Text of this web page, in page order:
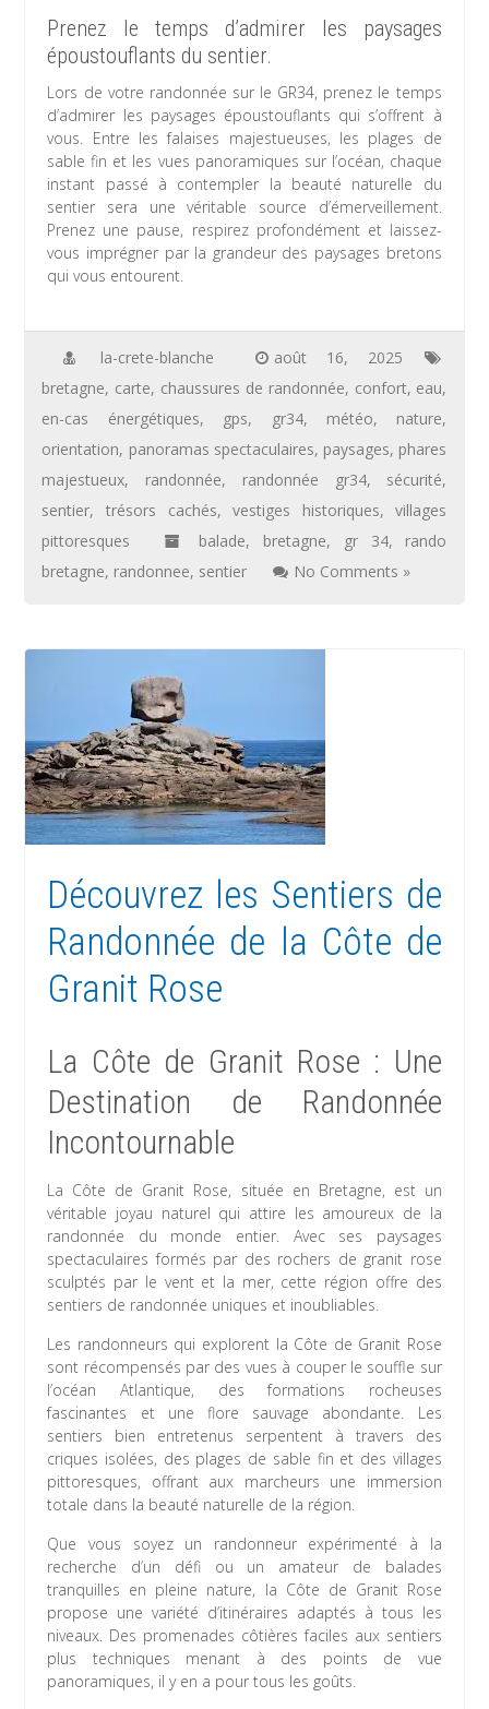
Prenez le temps d’admirer les paysages
époustouflants du sentier.
Lors de votre randonnée sur le GR34, prenez le temps
d’admirer les paysages époustouflants qui s’offrent à
vous. Entre les falaises majestueuses, les plages de
sable fin et les vues panoramiques sur l’océan, chaque
instant passé à contempler la beauté naturelle du
sentier sera une véritable source d’émerveillement.
Prenez une pause, respirez profondément et laissez-
vous imprégner par la grandeur des paysages bretons
qui vous entourent.
la-crete-blanche
août 16, 2025
bretagne, carte, chaussures de randonnée, confort, eau,
en-cas énergétiques, gps, gr34, météo, nature,
orientation, panoramas spectaculaires, paysages, phares
majestueux, randonnée, randonnée gr34, sécurité,
sentier,trésors cachés,vestiges historiques,villages
pittoresques
balade, bretagne, gr 34, rando
bretagne, randonnee, sentier No Comments »
Découvrez les Sentiers de
Randonnée de la Côte de
Granit Rose
La Côte de Granit Rose : Une
Destination de Randonnée
Incontournable
La Côte de Granit Rose, située en Bretagne, est un
véritable joyau naturel qui attire les amoureux de la
randonnée du monde entier. Avec ses paysages
spectaculaires formés par des rochers de granit rose
sculptés par le vent et la mer, cette région offre des
sentiers de randonnée uniques et inoubliables.
Les randonneurs qui explorent la Côte de Granit Rose
sont récompensés par des vues à couper le souffle sur
l’océan Atlantique, des formations rocheuses
fascinantes et une flore sauvage abondante. Les
sentiers bien entretenus serpentent à travers des
criques isolées, des plages de sable fin et des villages
pittoresques, offrant aux marcheurs une immersion
totale dans la beauté naturelle de la région.
Que vous soyez un randonneur expérimenté à la
recherche d’un défi ou un amateur de balades
tranquilles en pleine nature, la Côte de Granit Rose
propose une variété d’itinéraires adaptés à tous les
niveaux. Des promenades côtières faciles aux sentiers
plus techniques menant à des points de vue
panoramiques, il y en a pour tous les goûts.